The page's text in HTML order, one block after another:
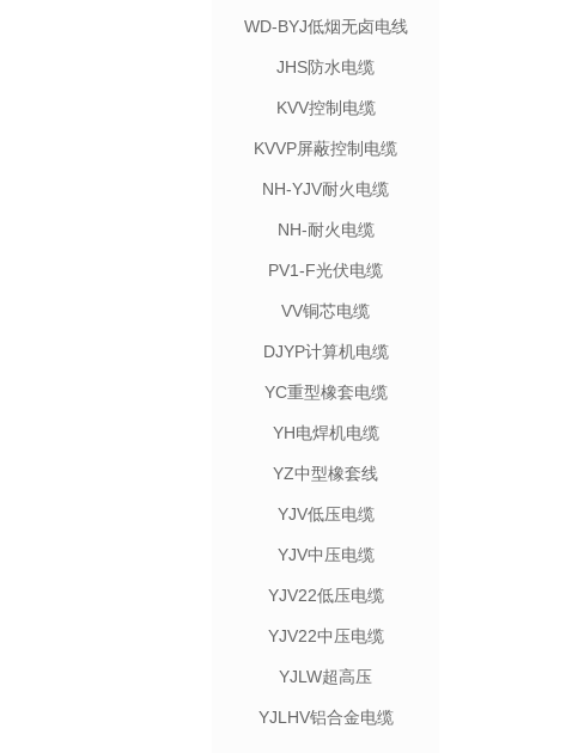
WD-BYJ低烟无卤电线
JHS防水电缆
KVV控制电缆
KVVP屏蔽控制电缆
NH-YJV耐火电缆
NH-耐火电缆
PV1-F光伏电缆
VV铜芯电缆
DJYP计算机电缆
YC重型橡套电缆
YH电焊机电缆
YZ中型橡套线
YJV低压电缆
YJV中压电缆
YJV22低压电缆
YJV22中压电缆
YJLW超高压
YJLHV铝合金电缆